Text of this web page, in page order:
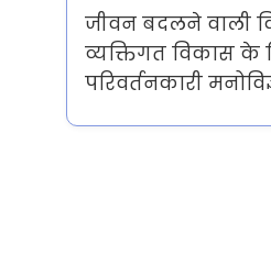
जीवन बदलने वाली
व्यक्तिगत विकास के
परिवर्तनकारी